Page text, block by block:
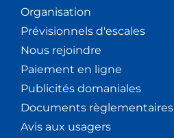
Organisation
Prévisionnels d'escales
Nous rejoindre
Paiement en ligne
Publicités domaniales
Documents règlementaires
Avis aux usagers